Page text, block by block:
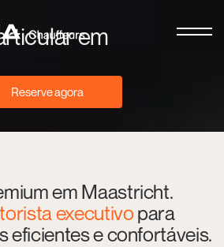
em
Reserve agora
em Maastricht.
executivo para
eficientes e confortáveis.